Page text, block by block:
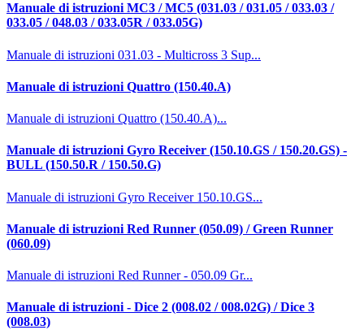
Manuale di istruzioni MC3 / MC5 (031.03 / 031.05 / 033.03 /
033.05 / 048.03 / 033.05R / 033.05G)
Manuale di istruzioni 031.03 - Multicross 3 Sup...
Manuale di istruzioni Quattro (150.40.A)
Manuale di istruzioni Quattro (150.40.A)...
Manuale di istruzioni Gyro Receiver (150.10.GS / 150.20.GS) -
BULL (150.50.R / 150.50.G)
Manuale di istruzioni Gyro Receiver 150.10.GS...
Manuale di istruzioni Red Runner (050.09) / Green Runner
(060.09)
Manuale di istruzioni Red Runner - 050.09 Gr...
Manuale di istruzioni - Dice 2 (008.02 / 008.02G) / Dice 3
(008.03)